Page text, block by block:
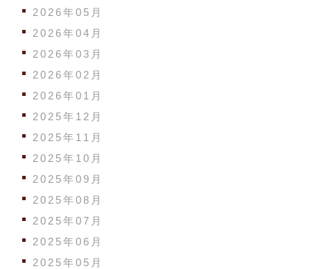
2026年05月
2026年04月
2026年03月
2026年02月
2026年01月
2025年12月
2025年11月
2025年10月
2025年09月
2025年08月
2025年07月
2025年06月
2025年05月